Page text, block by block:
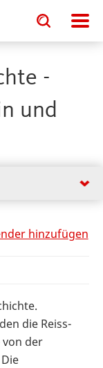
Toggle
search
input
Toggle
search
input
-
und
hinzufügen
die Reiss-
von der